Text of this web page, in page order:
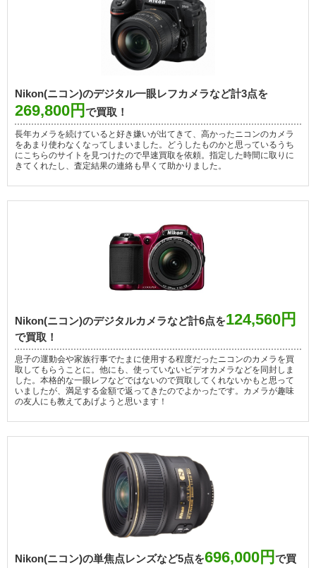
Nikon(ニコン)のデジタル一眼レフカメラなど計3点を
269,800円 で買取！
長年カメラを続けていると好き嫌いが出てきて、高かったニコンのカメラ
をあまり使わなくなってしまいました。どうしたものかと思っているうち
にこちらのサイトを見つけたので早速買取を依頼。指定した時間に取りに
きてくれたし、査定結果の連絡も早くて助かりました。
Nikon(ニコン)のデジタルカメラなど計6点を124,560円
で買取！
息子の運動会や家族行事でたまに使用する程度だったニコンのカメラを買
取してもらうことに。他にも、使っていないビデオカメラなどを同封しま
した。本格的な一眼レフなどではないので買取してくれないかもと思って
いましたが、満足する金額で返ってきたのでよかったです。カメラが趣味
の友人にも教えてあげようと思います！
Nikon(ニコン)の単焦点レンズなど5点を696,000円 で買